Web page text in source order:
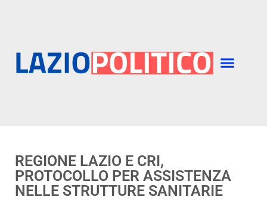
REGIONE LAZIO E CRI,
PROTOCOLLO PER ASSISTENZA
NELLE STRUTTURE SANITARIE